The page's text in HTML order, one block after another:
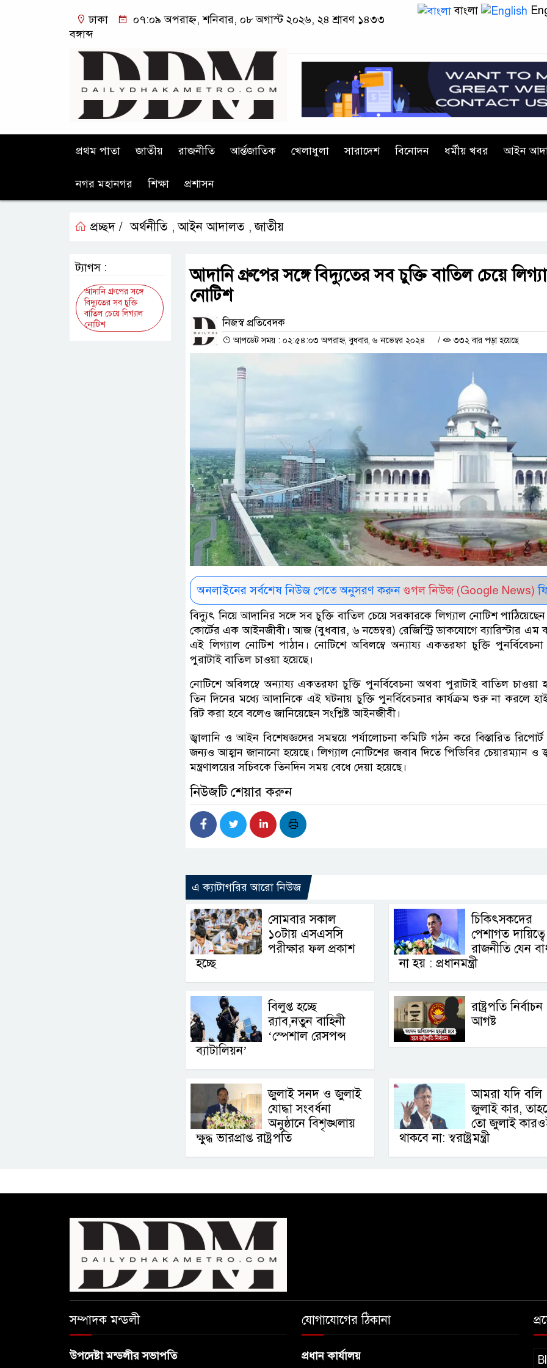
ঢাকা
০৭:০৯ অপরাহ্ন, শনিবার, ০৮ অগাস্ট ২০২৬, ২৪ শ্রাবণ ১৪৩৩
বঙ্গাব্দ
বাংলা
প্রথম পাতা জাতীয় রাজনীতি আর্ন্তজাতিক খেলাধুলা সারাদেশ বিনোদন ধর্মীয় খবর আইন
নগর মহানগর শিক্ষা প্রশাসন
প্রচ্ছদ / অর্থনীতি ,আইন আদালত ,জাতীয়
আদানি গ্রুপের সঙ্গে বিদ্যুতের সব চুক্তি বাতিল চেয়ে
নোটিশ
নিজস্ব প্রতিবেদক
আপডেট সময় : ০২:৫৪:০৩ অপরাহ্ন, বুধবার, ৬ নভেম্বর ২০২৪ / ৩৩২ বার পড়া হয়েছে
অনলাইনের সর্বশেষ নিউজ পেতে অনুসরণ করুন গুগল নিউজ (Google News)
বিদ্যুৎ নিয়ে আদানির সঙ্গে সব চুক্তি বাতিল চেয়ে সরকারকে লিগ্যাল নোটিশ পাঠিয়েছেন
কোর্টের এক আইনজীবী। আজ (বুধবার, ৬ নভেম্বর) রেজিস্ট্রি ডাকযোগে ব্যারিস্টার এম
এই লিগ্যাল নোটিশ পাঠান। নোটিশে অবিলম্বে অন্যায্য একতরফা চুক্তি
পুরাটাই বাতিল চাওয়া হয়েছে।
নোটিশে অবিলম্বে অন্যায্য একতরফা চুক্তি পুনর্বিবেচনা অথবা পুরাটাই বাতিল চাওয়া
তিন দিনের মধ্যে আদানিকে এই ঘটনায় চুক্তি পুনর্বিবেচনার কার্যক্রম শুরু না করলে
রিট করা হবে বলেও জানিয়েছেন সংশ্লিষ্ট আইনজীবী।
জ্বালানি ও আইন বিশেষজ্ঞদের সমন্বয়ে পর্যালোচনা কমিটি গঠন করে বিস্তারিত রিপোর্ট
জন্যও আহ্বান জানানো হয়েছে। লিগ্যাল নোটিশের জবাব দিতে পিডিবির চেয়ারম্যান ও
মন্ত্রণালয়ের সচিবকে তিনদিন সময় বেধে দেয়া হয়েছে।
নিউজটি শেয়ার করুন
এ ক্যাটাগরির আরো নিউজ
সোমবার সকাল
১০টায় এসএসসি
পরীক্ষার ফল প্রকাশ
হচ্ছে
চিকিৎসকদের
পেশাগত দায়িত্বে
রাজনীতি যেন
না হয় : প্রধানমন্ত্রী
বিলুপ্ত হচ্ছে
র‍্যাব,নতুন বাহিনী
‘স্পেশাল রেসপন্স
ব্যাটালিয়ন’
রাষ্ট্রপতি
আগষ্ট
জুলাই সনদ ও জুলাই
যোদ্ধা সংবর্ধনা
অনুষ্ঠানে বিশৃঙ্খলায়
ক্ষুদ্ধ ভারপ্রাপ্ত রাষ্ট্রপতি
আমরা যদি বলি
জুলাই কার,
তো জুলাই
থাকবে না: স্বরাষ্ট্রমন্ত্রী
ট্যাগস :
আদানি গ্রুপের সঙ্গে
বিদ্যুতের সব চুক্তি
বাতিল চেয়ে লিগ্যাল
নোটিশ
সম্পাদক মন্ডলী
উপদেষ্টা মন্ডলীর সভাপতি
যোগাযোগের ঠিকানা
প্রধান কার্যালয়